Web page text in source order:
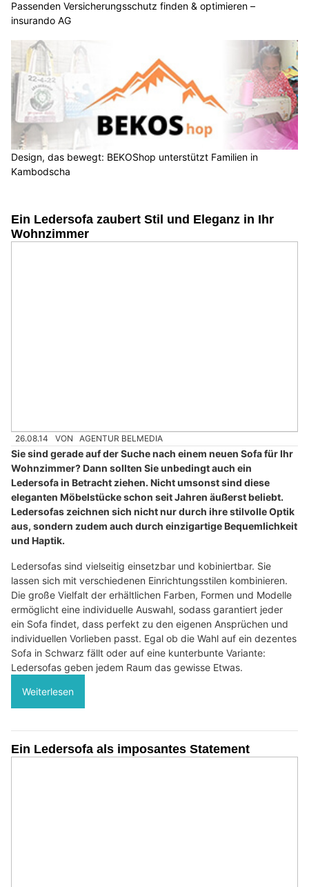
Passenden Versicherungsschutz finden & optimieren –
insurando AG
Design, das bewegt: BEKOShop unterstützt Familien in
Kambodscha
Ein Ledersofa zaubert Stil und Eleganz in Ihr
Wohnzimmer
26.08.14 VON AGENTUR BELMEDIA
Sie sind gerade auf der Suche nach einem neuen Sofa für Ihr
Wohnzimmer? Dann sollten Sie unbedingt auch ein
Ledersofa in Betracht ziehen. Nicht umsonst sind diese
eleganten Möbelstücke schon seit Jahren äußerst beliebt.
Ledersofas zeichnen sich nicht nur durch ihre stilvolle Optik
aus, sondern zudem auch durch einzigartige Bequemlichkeit
und Haptik.
Ledersofas sind vielseitig einsetzbar und kobiniertbar. Sie
lassen sich mit verschiedenen Einrichtungsstilen kombinieren.
Die große Vielfalt der erhältlichen Farben, Formen und Modelle
ermöglicht eine individuelle Auswahl, sodass garantiert jeder
ein Sofa findet, dass perfekt zu den eigenen Ansprüchen und
individuellen Vorlieben passt. Egal ob die Wahl auf ein dezentes
Sofa in Schwarz fällt oder auf eine kunterbunte Variante:
Ledersofas geben jedem Raum das gewisse Etwas.
Weiterlesen
Ein Ledersofa als imposantes Statement